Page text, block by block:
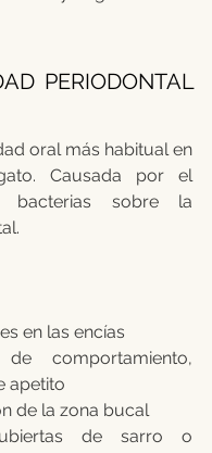
PERIODONTAL
oral más habitual en
Causada por el
bacterias sobre la
en las encías
de comportamiento,
apetito
de la zona bucal
de sarro o